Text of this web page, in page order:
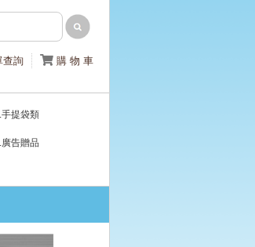
查詢 購 物 車
提袋類
廣告贈品